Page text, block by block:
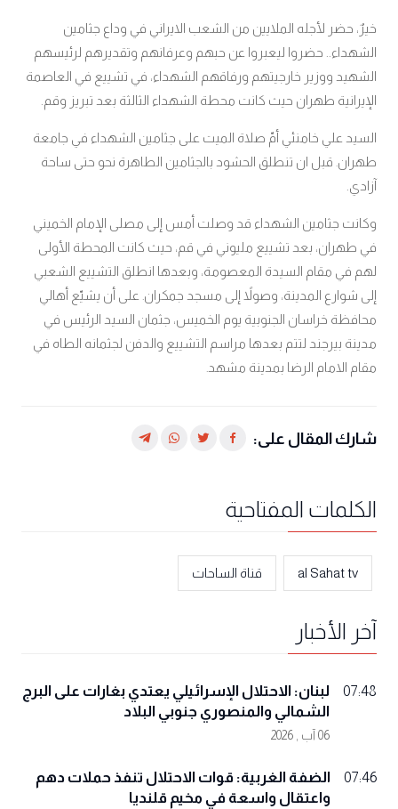
خيرٌ، حضر لأجله الملايين من الشعب الايراني في وداع جثامين
الشهداء.. حضروا ليعبروا عن حبهم وعرفانهم وتقديرهم لرئيسهم
الشهيد ووزير خارجيتهم ورفاقهم الشهداء، في تشييع في العاصمة
الإيرانية طهران حيث كانت محطة الشهداء الثالثة بعد تبريز وقم.
السيد علي خامنئي أمّ صلاة الميت على جثامين الشهداء في جامعة
طهران. قبل ان تنطلق الحشود بالجثامين الطاهرة نحو حتى ساحة
آزادي.
وكانت جثامين الشهداء قد وصلت أمس إلى مصلى الإمام الخميني
في طهران، بعد تشييع مليوني في قم، حيث كانت المحطة الأولى
لهم في مقام السيدة المعصومة، وبعدها انطلق التشييع الشعبي
إلى شوارع المدينة، وصولاً إلى مسجد جمكران. على أن يشيّع أهالي
محافظة خراسان الجنوبية يوم الخميس، جثمان السيد الرئيس في
مدينة بيرجند لتتم بعدها مراسم التشييع والدفن لجثمانه الطاه في
مقام الامام الرضا بمدينة مشهد.
شارك المقال على:
الكلمات المفتاحية
al Sahat tv قناة الساحات
آخر الأخبار
07:48
لبنان: الاحتلال الإسرائيلي يعتدي بغارات على البرج
الشمالي والمنصوري جنوبي البلاد
06 آب , 2026
07:46
الضفة الغربية: قوات الاحتلال تنفذ حملات دهم
واعتقال واسعة في مخيم قلنديا